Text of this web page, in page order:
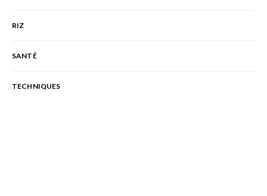
RIZ
SANTÉ
TECHNIQUES